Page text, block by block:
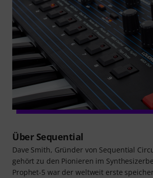
Über Sequential
Dave Smith, Gründer von Sequential
gehört zu den Pionieren im
Prophet-5 war der weltweit erste